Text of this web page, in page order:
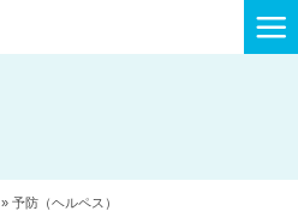
» 予防（ヘルペス）